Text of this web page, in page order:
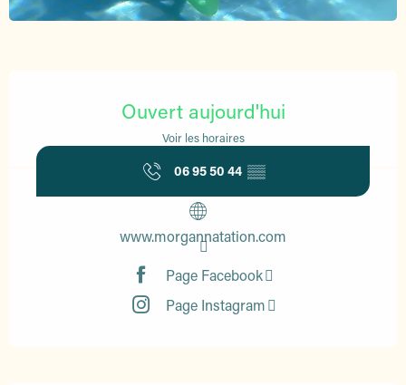
Ouvert aujourd'hui
Voir les horaires
06 95 50 44 ▒▒
www.morgannatation.com
Page Facebook
Page Instagram